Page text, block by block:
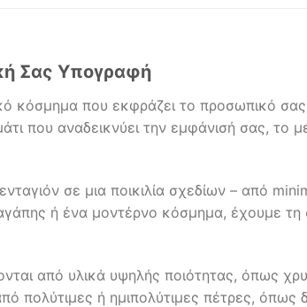
Σας Υπογραφή
κόσμημα που εκφράζει το προσωπικό σας
που αναδεικνύει την εμφάνισή σας, το
σε μια ποικιλία σχεδίων – από
ή ένα μοντέρνο κόσμημα, έχουμε τη
από υλικά υψηλής ποιότητας, όπως
πολύτιμες ή ημιπολύτιμες πέτρες, όπως